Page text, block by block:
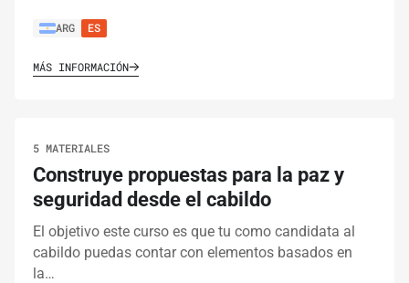
ARG ES
MÁS INFORMACIÓN
5 MATERIALES
Construye propuestas para la paz y
seguridad desde el cabildo
El objetivo este curso es que tu como candidata al
cabildo puedas contar con elementos basados en
la…